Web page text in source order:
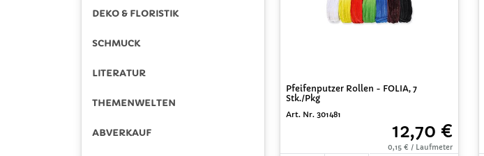
DEKO & FLORISTIK
SCHMUCK
LITERATUR
THEMENWELTEN
ABVERKAUF
Pfeifenputzer Rollen - FOLIA, 7
Stk./Pkg
Art. Nr. 301481
12,70 €
0,15 € / Laufmeter